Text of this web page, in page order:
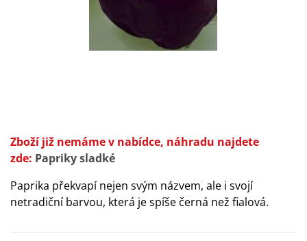
Zboží již nemáme v nabídce, náhradu najdete
zde: Papriky sladké
Paprika překvapí nejen svým názvem, ale i svojí
netradiční barvou, která je spíše černá než fialová.